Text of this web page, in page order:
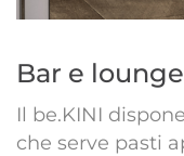
Bar e lounge
Il be.KINI
che serve pasti